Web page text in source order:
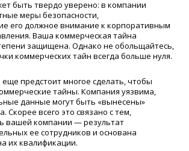
быть твердо уверено: в компании
меры безопасности,
его должное внимание к корпоративным
Ваша коммерческая тайна
защищена. Однако не обольщайтесь,
коммерческих тайн всегда больше нуля.
предстоит многое сделать, чтобы
тайны. Компания уязвима,
данные могут быть «вынесены»
Скорее всего это связано с тем,
вашей компании — результат
ее сотрудников и основана
их квалификации.